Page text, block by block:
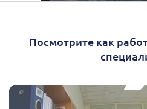
Посмотрите как